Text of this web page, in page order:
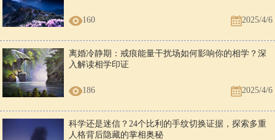
160 2025/4/6
离婚冷静期：戒痕能量干扰场如何影响你的相学？深
入解读相学印证
186 2025/4/6
科学还是迷信？24个比利的手纹切换证据，探索多重
人格背后隐藏的掌相奥秘